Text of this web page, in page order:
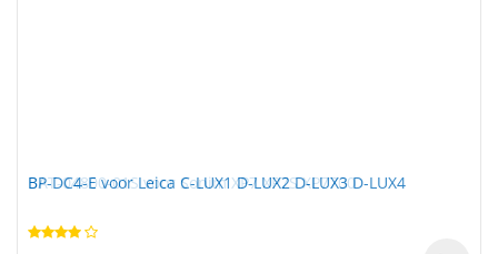
BP-DC4-E voor Leica C-LUX1 D-LUX2 D-LUX3 D-LUX4